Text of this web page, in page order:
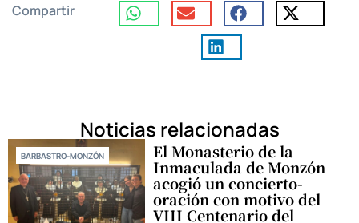
Compartir
Noticias relacionadas
BARBASTRO-MONZÓN El Monasterio de la
Inmaculada de Monzón
acogió un concierto-
oración con motivo del
VIII Centenario del